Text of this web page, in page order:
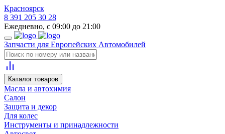
Красноярск
8 391 205 30 28
Ежедневно, с 09:00 до 21:00
Запчасти для Европейских Автомобилей
Каталог товаров
Масла и автохимия
Салон
Защита и декор
Для колес
Инструменты и принадлежности